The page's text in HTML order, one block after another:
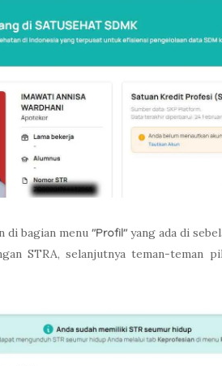
di bagian menu "Profil" yang ada di
STRA, selanjutnya teman-teman